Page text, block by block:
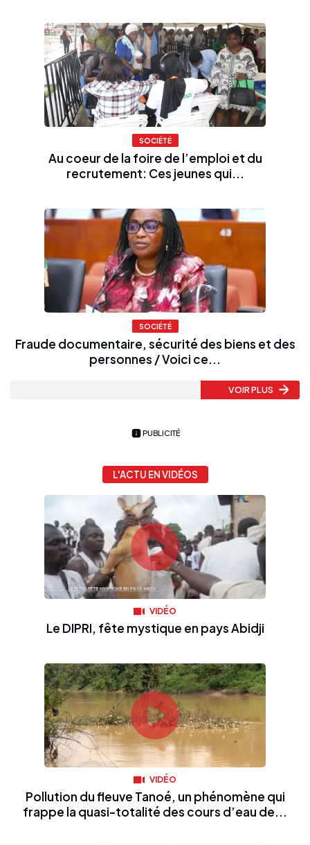
SOCIÉTÉ
Au coeur de la foire de l’emploi et du
recrutement: Ces jeunes qui...
SOCIÉTÉ
Fraude documentaire, sécurité des biens et des
personnes / Voici ce...
VOIR PLUS
PUBLICITÉ
L'ACTU EN VIDÉOS
VIDÉO
Le DIPRI, fête mystique en pays Abidji
VIDÉO
Pollution du fleuve Tanoé, un phénomène qui
frappe la quasi-totalité des cours d’eau de...